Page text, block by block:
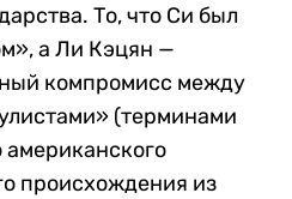
То, что Си был
а Ли Кэцян —
компромисс между
(терминами
происхождения из